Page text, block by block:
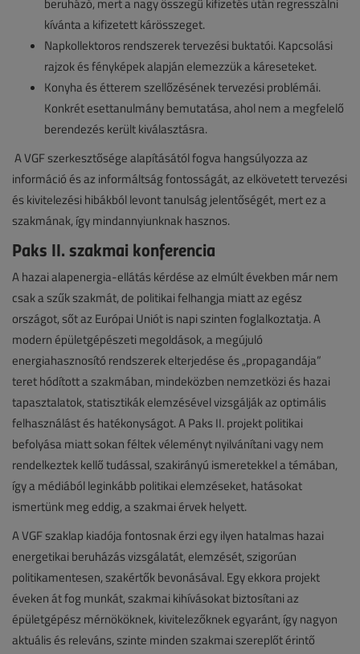
beruházó, mert a nagy összegű kifizetés után regresszálni
kívánta a kifizetett kárösszeget.
Napkollektoros rendszerek tervezési buktatói. Kapcsolási
rajzok és fényképek alapján elemezzük a káreseteket.
Konyha és étterem szellőzésének tervezési problémái.
Konkrét esettanulmány bemutatása, ahol nem a megfelelő
berendezés került kiválasztásra.
A VGF szerkesztősége alapításától fogva hangsúlyozza az
információ és az informáltság fontosságát, az elkövetett tervezési
és kivitelezési hibákból levont tanulság jelentőségét, mert ez a
szakmának, így mindannyiunknak hasznos.
Paks II. szakmai konferencia
A hazai alapenergia-ellátás kérdése az elmúlt években már nem
csak a szűk szakmát, de politikai felhangja miatt az egész
országot, sőt az Európai Uniót is napi szinten foglalkoztatja. A
modern épületgépészeti megoldások, a megújuló
energiahasznosító rendszerek elterjedése és „propagandája”
teret hódított a szakmában, mindeközben nemzetközi és hazai
tapasztalatok, statisztikák elemzésével vizsgálják az optimális
felhasználást és hatékonyságot. A Paks II. projekt politikai
befolyása miatt sokan féltek véleményt nyilvánítani vagy nem
rendelkeztek kellő tudással, szakirányú ismeretekkel a témában,
így a médiából leginkább politikai elemzéseket, hatásokat
ismertünk meg eddig, a szakmai érvek helyett.
A VGF szaklap kiadója fontosnak érzi egy ilyen hatalmas hazai
energetikai beruházás vizsgálatát, elemzését, szigorúan
politikamentesen, szakértők bevonásával. Egy ekkora projekt
éveken át fog munkát, szakmai kihívásokat biztosítani az
épületgépész mérnököknek, kivitelezőknek egyaránt, így nagyon
aktuális és releváns, szinte minden szakmai szereplőt érintő